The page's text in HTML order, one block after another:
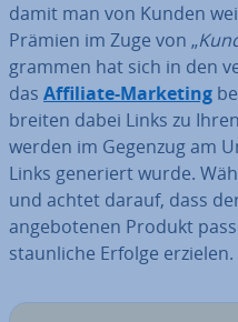
damit man von Kunden
Prämien im Zuge von „
gram­men hat sich in den
das Affiliate-Marketing
brei­ten dabei Links zu
werden im Gegenzug am
Links generiert wurde.
und achtet darauf, dass
an­ge­bo­te­nen Produkt
staun­li­che Erfolge erzielen.